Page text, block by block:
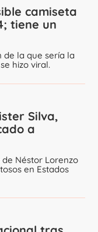
camiseta
tiene un
de la que sería la
hizo viral.
Silva,
a
Néstor Lorenzo
en Estados